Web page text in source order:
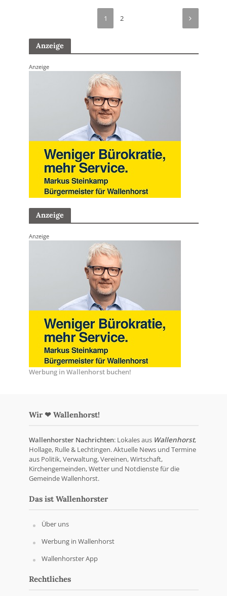
1 2
Anzeige
Anzeige
Anzeige
Anzeige
Werbung in Wallenhorst buchen!
Wir ❤ Wallenhorst!
Wallenhorster Nachrichten: Lokales aus Wallenhorst,
Hollage, Rulle & Lechtingen. Aktuelle News und Termine
aus Politik, Verwaltung, Vereinen, Wirtschaft,
Kirchengemeinden, Wetter und Notdienste für die
Gemeinde Wallenhorst.
Das ist Wallenhorster
Über uns
Werbung in Wallenhorst
Wallenhorster App
Rechtliches